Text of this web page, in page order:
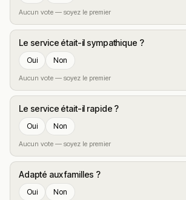
Aucun vote — soyez le premier
Le service était-il sympathique ?
Oui Non
Aucun vote — soyez le premier
Le service était-il rapide ?
Oui Non
Aucun vote — soyez le premier
Adapté aux familles ?
Oui Non